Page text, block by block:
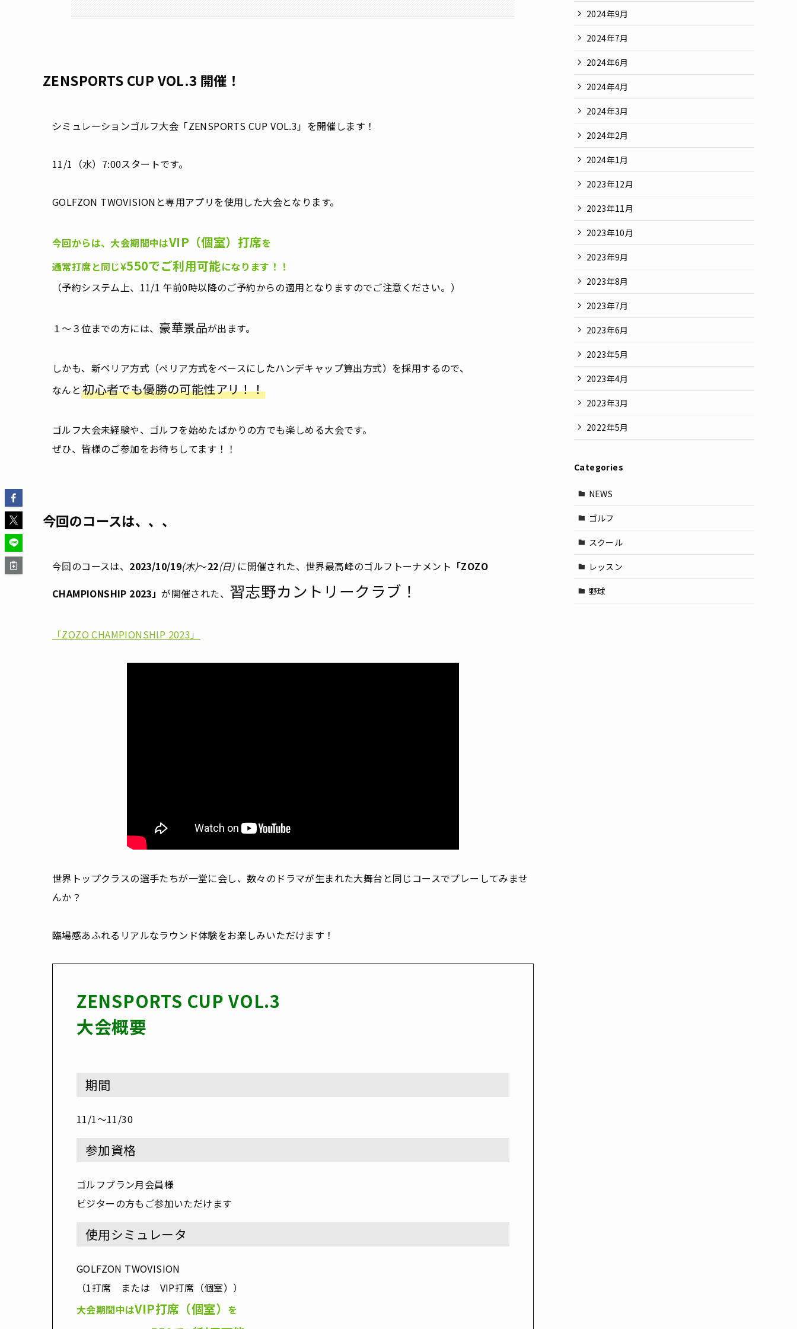
ZENSPORTS CUP VOL.3 開催！
シミュレーションゴルフ大会「ZENSPORTS CUP VOL.3」を開催します！
11/1（水）7:00スタートです。
GOLFZON TWOVISIONと専用アプリを使用した大会となります。
今回からは、大会期間中はVIP（個室）打席を
通常打席と同じ¥550でご利用可能になります！！
（予約システム上、11/1 午前0時以降のご予約からの適用となりますのでご注意ください。）
１〜３位までの方には、 豪華景品が出ます。
しかも、新ペリア方式（ぺリア方式をベースにしたハンデキャップ算出方式）を採用するので、
なんと初心者でも優勝の可能性アリ！！
ゴルフ大会未経験や、ゴルフを始めたばかりの方でも楽しめる大会です。
ぜひ、皆様のご参加をお待ちしてます！！
今回のコースは、、、
今回のコースは、 2023/10/19(木)〜22(日)に開催された、世界最高峰のゴルフトーナメント 「ZOZO
CHAMPIONSHIP 2023」が開催された、 習志野カントリークラブ！
「ZOZO CHAMPIONSHIP 2023」
世界トップクラスの選手たちが一堂に会し、数々のドラマが生まれた大舞台と同じコースでプレーしてみませ
んか？
臨場感あふれるリアルなラウンド体験をお楽しみいただけます！
ZENSPORTS CUP VOL.3
大会概要
期間
11/1〜11/30
参加資格
ゴルフプラン月会員様
ビジターの方もご参加いただけます
使用シミュレータ
GOLFZON TWOVISION
（1打席 または VIP打席（個室））
大会期間中はVIP打席 （個室） を
2024年9月
2024年7月
2024年6月
2024年4月
2024年3月
2024年2月
2024年1月
2023年12月
2023年11月
2023年10月
2023年9月
2023年8月
2023年7月
2023年6月
2023年5月
2023年4月
2023年3月
2022年5月
Categories
NEWS
ゴルフ
スクール
レッスン
野球